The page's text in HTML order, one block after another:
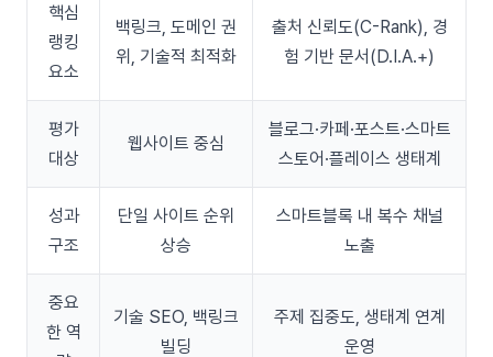
핵심
랭킹
요소
백링크, 도메인 권
위, 기술적 최적화
출처 신뢰도(C-Rank), 경
험 기반 문서(D.I.A.+)
평가
대상
웹사이트 중심
블로그·카페·포스트·스마트
스토어·플레이스 생태계
성과
구조
단일 사이트 순위
상승
스마트블록 내 복수 채널
노출
중요
한 역
기술 SEO, 백링크
빌딩
주제 집중도, 생태계 연계
운영